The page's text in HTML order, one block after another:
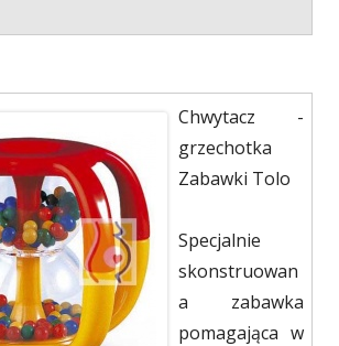
Chwytacz -
grzechotka
Zabawki Tolo
Specjalnie
skonstruowan
a zabawka
pomagająca w